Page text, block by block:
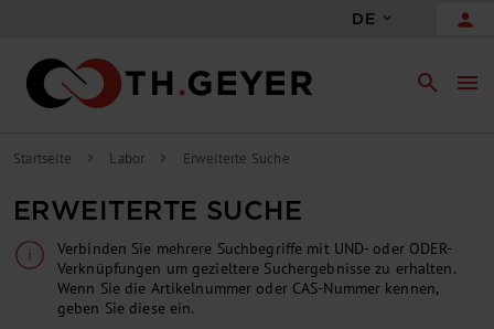
DE person
search menu
Startseite chevron_right Labor chevron_right Erweiterte Suche
ERWEITERTE SUCHE
Verbinden Sie mehrere Suchbegriffe mit UND- oder ODER-
Verknüpfungen um gezieltere Suchergebnisse zu erhalten.
Wenn Sie die Artikelnummer oder CAS-Nummer kennen,
geben Sie diese ein.